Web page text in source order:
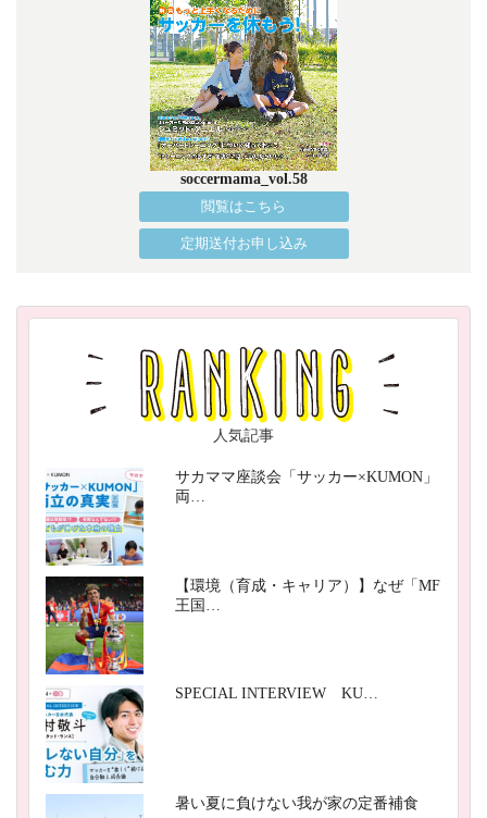
soccermama_vol.58
閲覧はこちら
定期送付お申し込み
人気記事
サカママ座談会「サッカー×KUMON」
両…
【環境（育成・キャリア）】なぜ「MF
王国…
SPECIAL INTERVIEW KU…
暑い夏に負けない我が家の定番補食